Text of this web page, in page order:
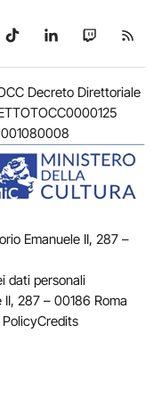
su Telegram
Seguici su TikTok
Seguici su
Seguici
Decreto Direttoriale
Emanuele II, 287 –
dati personali
II, 287 – 00186 Roma
Credits